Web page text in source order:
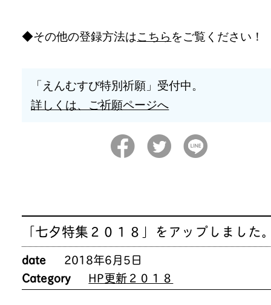
その他の登録方法はこちら をご覧ください！
「えんむすび特別祈願」受付中。
詳しくは、ご祈願ページへ
「七夕特集２０１８」をアップしました
date
2018年6月5日
Category
HP更新２０１８